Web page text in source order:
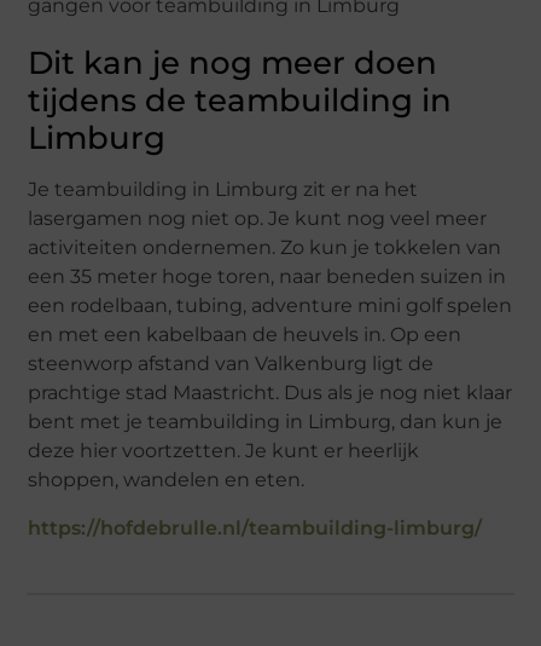
Dit kan je nog meer doen
tijdens de teambuilding in
Limburg
Je teambuilding in Limburg zit er na het
lasergamen nog niet op. Je kunt nog veel meer
activiteiten ondernemen. Zo kun je tokkelen van
een 35 meter hoge toren, naar beneden suizen in
een rodelbaan, tubing, adventure mini golf spelen
en met een kabelbaan de heuvels in. Op een
steenworp afstand van Valkenburg ligt de
prachtige stad Maastricht. Dus als je nog niet klaar
bent met je teambuilding in Limburg, dan kun je
deze hier voortzetten. Je kunt er heerlijk
shoppen, wandelen en eten.
https://hofdebrulle.nl/teambuilding-limburg/